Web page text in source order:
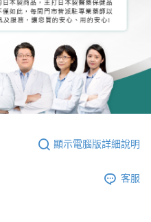
顯示電腦版詳細說明
客服